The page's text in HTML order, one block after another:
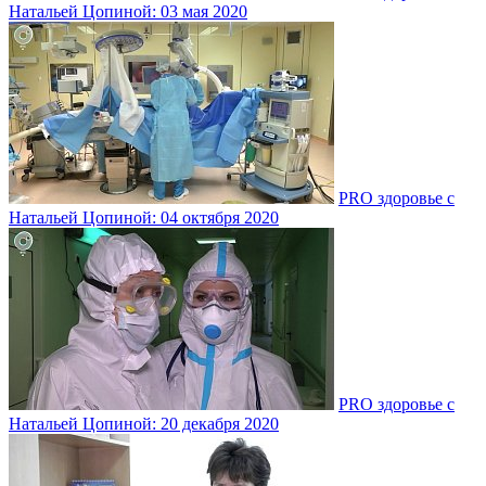
Натальей Цопиной: 03 мая 2020
PRO здоровье с
Натальей Цопиной: 04 октября 2020
PRO здоровье с
Натальей Цопиной: 20 декабря 2020